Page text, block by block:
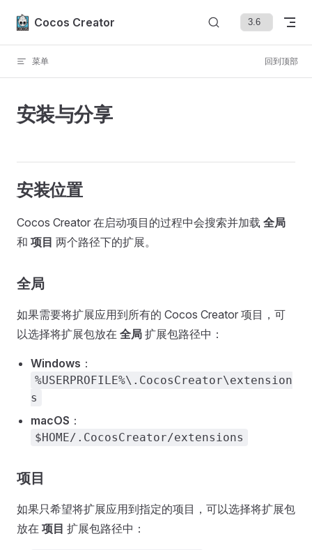
Skip to content
Cocos Creator
菜单 回到顶部
安装与分享
安装位置
Cocos Creator 在启动项目的过程中会搜索并加载 全局
和 项目 两个路径下的扩展。
全局
如果需要将扩展应用到所有的 Cocos Creator 项目，可
以选择将扩展包放在 全局 扩展包路径中：
Windows ：
%USERPROFILE%\.CocosCreator\extension
s
macOS ：
$HOME/.CocosCreator/extensions
项目
如果只希望将扩展应用到指定的项目，可以选择将扩展包
放在 项目 扩展包路径中：